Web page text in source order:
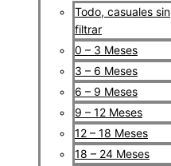
Todo, casuales sin
filtrar
0 – 3 Meses
3 – 6 Meses
6 – 9 Meses
9 – 12 Meses
12 – 18 Meses
18 – 24 Meses